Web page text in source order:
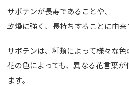
サボテンが長寿であることや、
乾燥に強く、長持ちすることに由来
サボテンは、種類によって様々な色
花の色によっても、異なる花言葉が
ます。